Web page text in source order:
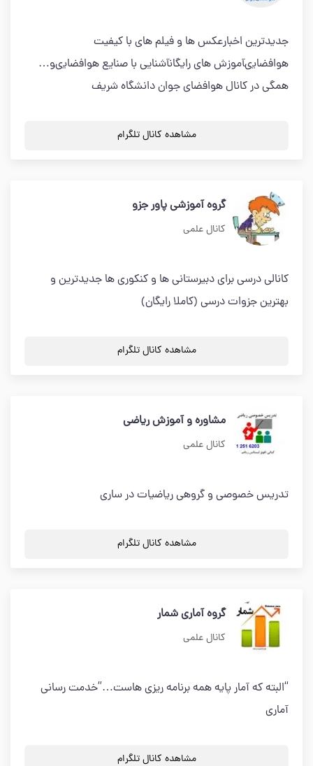
جديدترين اخبارعكس ها و فيلم هاى با كيفيت
هوافضايىآموزش هاى رايگانآشنايى با صنايع هوافضايىو…
همگى در كانال هوافضاى جوان دانشگاه شريف
مشاهده کانال تلگرام
گروه آموزشی پاور جزو
کانال علمی
کانالی درسی برای دبیرستانی ها و کنکوری ها جدیدترین و
بهترین جزوات درسی (کاملا رایگان)
مشاهده کانال تلگرام
مشاوره و آموزش ریاضی
کانال علمی
تدریس خصوصی و گروهی ریاضیات در ساری
مشاهده کانال تلگرام
گروه آماری شمار
کانال علمی
“البته که آمار پایه همه برنامه ریزی هاست…”خدمت رسانی
آماری
مشاهده کانال تلگرام